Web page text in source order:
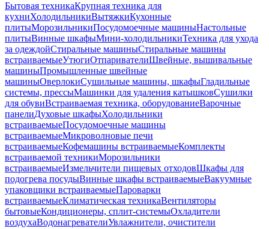
Бытовая техникаКрупная техника для
кухниХолодильникиВытяжкиКухонные
плитыМорозильникиПосудомоечные машиныНастольные
плитыВинные шкафыМини-холодильникиТехника для ухода
за одеждойСтиральные машиныСтиральные машины
встраиваемыеУтюгиОтпаривателиШвейные, вышивальные
машиныПромышленные швейные
машиныОверлокиСушильные машины, шкафыГладильные
системы, прессыМашинки для удаления катышковСушилки
для обувиВстраиваемая техника, оборудованиеВарочные
панелиДуховые шкафыХолодильники
встраиваемыеПосудомоечные машины
встраиваемыеМикроволновые печи
встраиваемыеКофемашины встраиваемыеКомплекты
встраиваемой техникиМорозильники
встраиваемыеИзмельчители пищевых отходовШкафы для
подогрева посудыВинные шкафы встраиваемыеВакуумные
упаковщики встраиваемыеПароварки
встраиваемыеКлиматическая техникаВентиляторы
бытовыеКондиционеры, сплит-системыОхладители
воздухаВодонагревателиУвлажнители, очистители